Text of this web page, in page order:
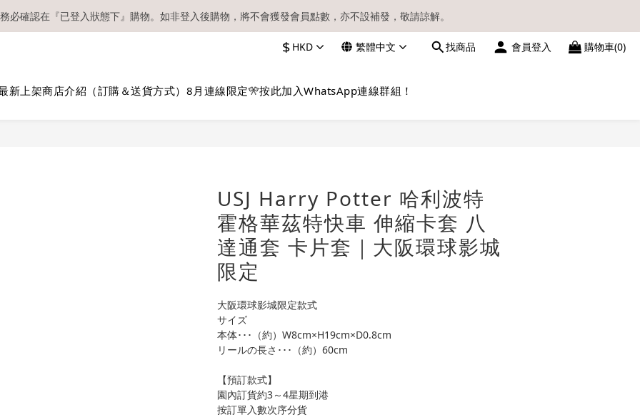
【現貨區】內款式均為在港現貨，現貨區以外的所有貨品都需要訂貨喔！
必確認在『已登入狀態下』購物。如非登入後購物，將不會獲發會員點數，亦不設補發，敬請諒解。
豐快遞／本地及國際郵遞寄出後，本店只會以電郵通知出貨，下單後敬請留意電郵信箱。
$ HKD 繁體中文 找商品 會員登入 購物車(0)
新上架商店介紹（訂購＆送貨方式） 8月連線限定🎌按此加入WhatsApp連線群組！
USJ Harry Potter 哈利波特
霍格華茲特快車 伸縮卡套 八
達通套 卡片套｜大阪環球影城
限定
大阪環球影城限定款式
サイズ
本体･･･（約）W8cm×H19cm×D0.8cm
リールの長さ･･･（約）60cm
【預訂款式】
園內訂貨約3～4星期到港
按訂單入數次序分貨